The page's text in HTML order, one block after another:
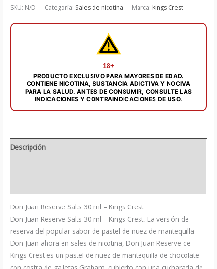
Reserve
30
cantidad
SKU: N/D Categoría: Sales de nicotina Marca: Kings Crest
18+
PRODUCTO EXCLUSIVO PARA MAYORES DE EDAD.
CONTIENE NICOTINA, SUSTANCIA ADICTIVA Y NOCIVA
PARA LA SALUD. ANTES DE CONSUMIR, CONSULTE LAS
INDICACIONES Y CONTRAINDICACIONES DE USO.
Descripción
Don Juan Reserve Salts 30 ml – Kings Crest
Don Juan Reserve Salts 30 ml – Kings Crest, La versión de
reserva del popular sabor de pastel de nuez de mantequilla
Don Juan ahora en sales de nicotina, Don Juan Reserve de
Kings Crest es un pastel de nuez de mantequilla de chocolate